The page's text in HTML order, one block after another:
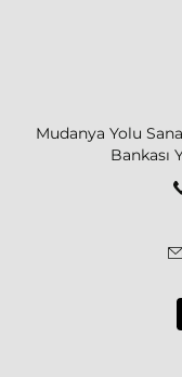
Mudanya Yolu
Bankası